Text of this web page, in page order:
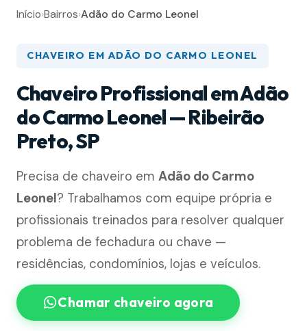
Início›Bairros›Adão do Carmo Leonel
CHAVEIRO EM ADÃO DO CARMO LEONEL
Chaveiro Profissional em Adão
do Carmo Leonel — Ribeirão
Preto, SP
Precisa de chaveiro em Adão do Carmo
Leonel? Trabalhamos com equipe própria e
profissionais treinados para resolver qualquer
problema de fechadura ou chave —
residências, condomínios, lojas e veículos.
Chamar chaveiro agora